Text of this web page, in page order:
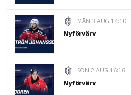
MÅN 3 AUG 14:10
Nyförvärv
SÖN 2 AUG 16:16
Nyförvärv